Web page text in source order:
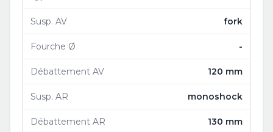
Susp. AV fork
Fourche Ø -
Débattement AV 120 mm
Susp. AR monoshock
Débattement AR 130 mm